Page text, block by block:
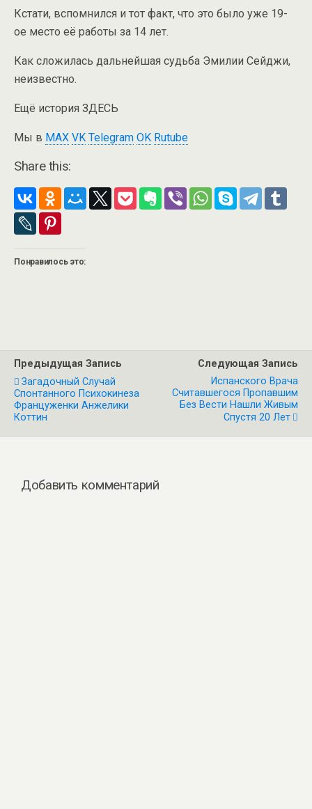
Кстати, вспомнился и тот факт, что это было уже 19-
ое место её работы за 14 лет.
Как сложилась дальнейшая судьба Эмилии Сейджи,
неизвестно.
Ещё история ЗДЕСЬ
Мы в MAX VK Telegram OK Rutube
Share this:
Понравилось это:
Предыдущая Запись
Загадочный Случай
Спонтанного Психокинеза
Француженки Анжелики
Коттин
Следующая Запись
Испанского Врача
Считавшегося Пропавшим
Без Вести Нашли Живым
Спустя 20 Лет
Добавить комментарий